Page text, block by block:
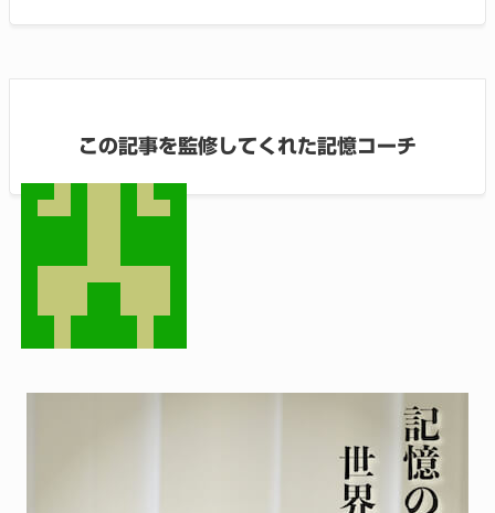
この記事を監修してくれた記憶コーチ